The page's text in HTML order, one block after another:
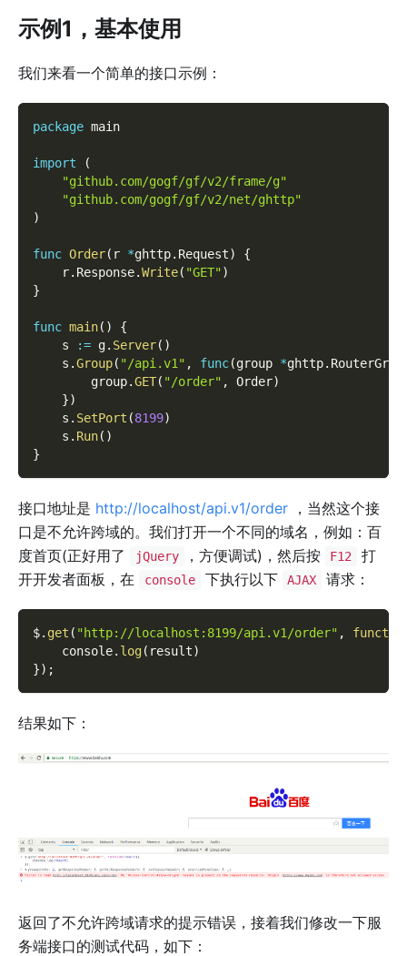
示例1，基本使用
我们来看一个简单的接口示例：
package main
import
(
"github.com/gogf/gf/v2/frame/g"
"github.com/gogf/gf/v2/net/ghttp"
)
func Order( r *ghttp. Request)
{
    r
. Response.Write( "GET")
}
func main( )
{
    s
:= g. Server( )
    s
.Group( "/api.v1" , func(group *ghttp.
        group
.GET( "/order" , Order)
})
    s
. SetPort (8199)
    s
. Run( )
}
接口地址是 http://localhost/api.v1/order ，当然这个接
口是不允许跨域的。我们打开一个不同的域名，例如：百
度首页(正好用了
jQuery ，方便调试)，然后按 F12
打
开开发者面板，在
console 下执行以下 AJAX 请求：
$. get ( "http://localhost:8199/api.v1/order" ,
    console
. log( result)
}) ;
结果如下：
返回了不允许跨域请求的提示错误，接着我们修改一下服
务端接口的测试代码，如下：